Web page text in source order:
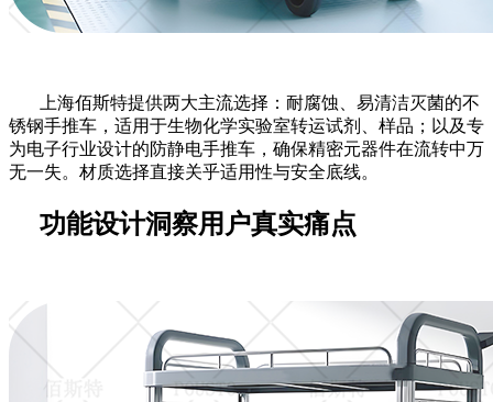
上海佰斯特提供两大主流选择：耐腐蚀、易清洁灭菌的不
锈钢手推车，适用于生物化学实验室转运试剂、样品；以及专
为电子行业设计的防静电手推车，确保精密元器件在流转中万
无一失。材质选择直接关乎适用性与安全底线。
功能设计洞察用户真实痛点